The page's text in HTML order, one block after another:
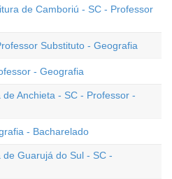
de Camboriú - SC - Professor
Substituto - Geografia
- Geografia
Anchieta - SC - Professor -
- Bacharelado
Guarujá do Sul - SC -